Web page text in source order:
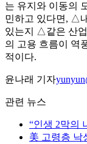
는 유지와 이동의
민하고 있다면, △
있는지 △같은 산
의 고용 흐름이 역
적이다.
윤나래 기자
관련 뉴스
“인생 2막의
美 고령층 낙